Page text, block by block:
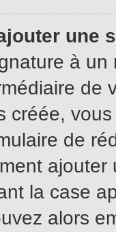
une
à un
créée,
de
la case
alors